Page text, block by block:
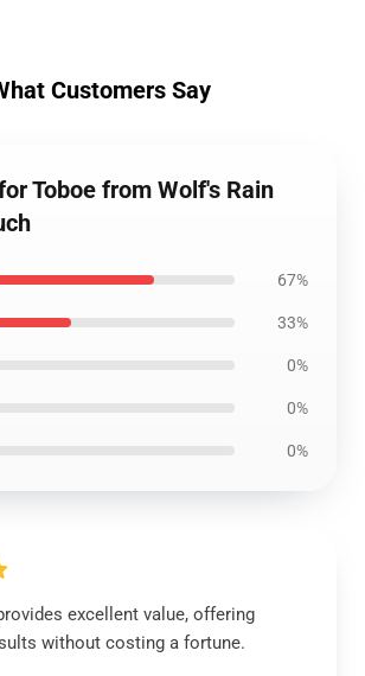
Customers Say
Toboe from Wolf's Rain
67%
33%
0%
0%
0%
excellent value, offering
without costing a fortune.